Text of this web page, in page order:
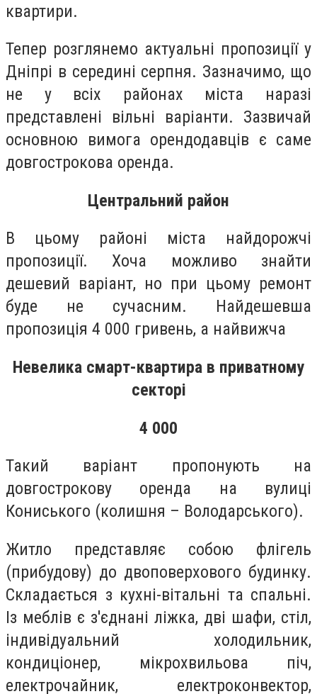
квартири.
Тепер розглянемо актуальні пропозиції у
Дніпрі в середині серпня. Зазначимо, що
не у всіх районах міста наразі
представлені вільні варіанти. Зазвичай
основною вимога орендодавців є саме
довгострокова оренда.
Центральний район
В цьому районі міста найдорожчі
пропозиції. Хоча можливо знайти
дешевий варіант, но при цьому ремонт
буде не сучасним. Найдешевша
пропозиція 4 000 гривень, а найвижча
Невелика смарт-квартира в приватному
секторі
4 000
Такий варіант пропонують на
довгострокову оренда на вулиці
Кониського (колишня – Володарського).
Житло представляє собою флігель
(прибудову) до двоповерхового будинку.
Складається з кухні-вітальні та спальні.
Із меблів є з'єднані ліжка, дві шафи, стіл,
індивідуальний холодильник,
кондиціонер, мікрохвильова піч,
електрочайник, електроконвектор,